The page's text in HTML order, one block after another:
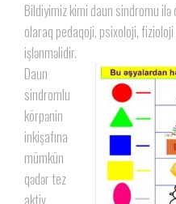
Bildiyimiz kimi daun sindromu
olaraq pedaqoji, psixoloji,
işlənməlidir.
Daun
sindromlu
körpənin
inkişafına
mümkün
qədər tez
aktiv